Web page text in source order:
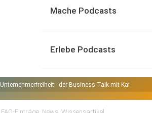
Mache Podcasts
Erlebe Podcasts
Unternehmerfreiheit - der Business-Talk mit Katja